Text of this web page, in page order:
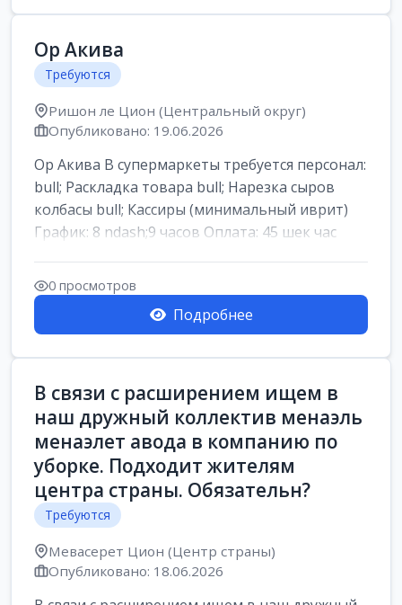
Ор Акива
Требуются
Ришон ле Цион (Центральный округ)
Опубликовано: 19.06.2026
Ор Акива В супермаркеты требуется персонал:
bull; Раскладка товара bull; Нарезка сыров
колбасы bull; Кассиры (минимальный иврит)
График: 8 ndash;9 часов Оплата: 45 шек час
0 просмотров
Подробнее
В связи с расширением ищем в
наш дружный коллектив менаэль
менаэлет авода в компанию по
уборке. Подходит жителям
центра страны. Обязательн?
Требуются
Мевасерет Цион (Центр страны)
Опубликовано: 18.06.2026